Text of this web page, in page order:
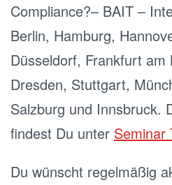
Compliance?– BAIT –
Berlin, Hamburg,
Düsseldorf, Frankfurt am
Dresden, Stuttgart,
Salzburg und Innsbruck.
findest Du unter Seminar
Du wünscht regelmäßig